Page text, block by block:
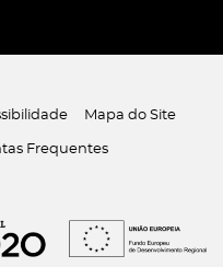
Mapa do Site
Frequentes